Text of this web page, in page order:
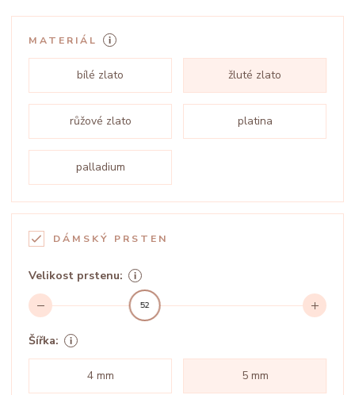
MATERIÁL
bílé zlato žluté zlato
růžové zlato platina
palladium
DÁMSKÝ PRSTEN
Velikost prstenu:
52
Šířka:
4 mm 5 mm